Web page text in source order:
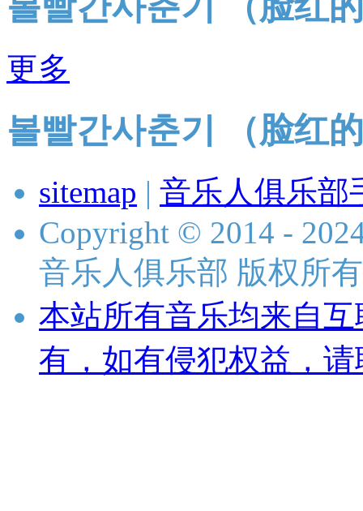
更多
볼빨간사춘기 （脸红
sitemap | 音乐人俱乐部
Copyright © 2014 -
音乐人俱乐部 版权所有
本站所有音乐均来自
有，如有侵犯权益，